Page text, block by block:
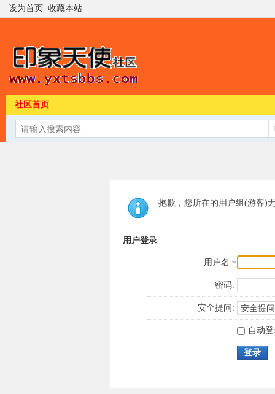
设为首页 收藏本站
社区首页
抱歉，您所在的用户组(游客)
用户登录
用户名
密码:
安全提问:
自动
登录